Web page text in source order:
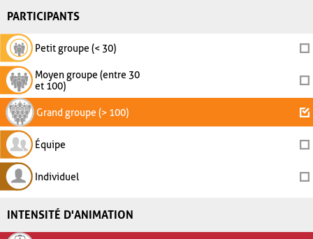
PARTICIPANTS
Petit groupe (< 30)
Moyen groupe (entre 30
et 100)
Grand groupe (> 100)
Équipe
Individuel
INTENSITÉ D'ANIMATION